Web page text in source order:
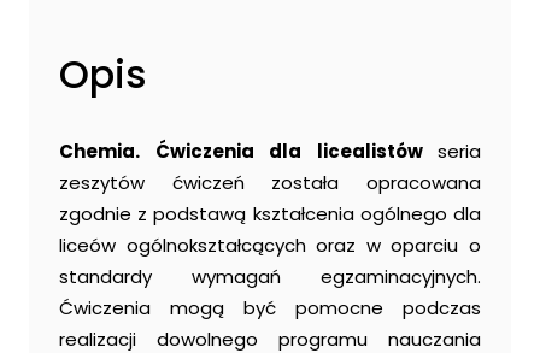
ogólna
Zadania
podstawowe
kand.na
studia
medyczne
Opis
Chemia. Ćwiczenia dla licealistów seria
zeszytów ćwiczeń została opracowana
zgodnie z podstawą kształcenia ogólnego dla
liceów ogólnokształcących oraz w oparciu o
standardy wymagań egzaminacyjnych.
Ćwiczenia mogą być pomocne podczas
realizacji dowolnego programu nauczania